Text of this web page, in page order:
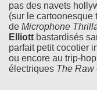
pas des navets
(sur le cartoonesque
de Microphone
Elliott bastardisés
parfait petit cocotier
ou encore au trip-
électriques The Raw